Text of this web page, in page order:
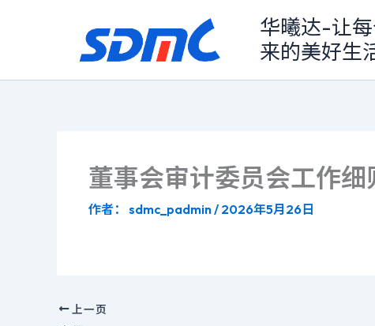
华曦达-让
来的美好生
董事会审计委员会工作细
作者： sdmc_padmin/ 2026年5月26日
上一页